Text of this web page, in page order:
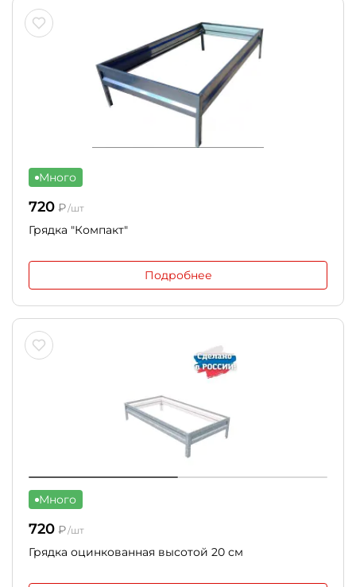
Много
720 ₽/шт
Грядка "Компакт"
Подробнее
Много
720 ₽/шт
Грядка оцинкованная высотой 20 см